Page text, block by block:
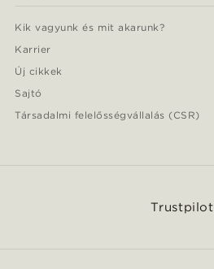
Kik vagyunk és mit akarunk?
Karrier
Új cikkek
Sajtó
Társadalmi felelősségvállalás (CSR)
Trustpilot